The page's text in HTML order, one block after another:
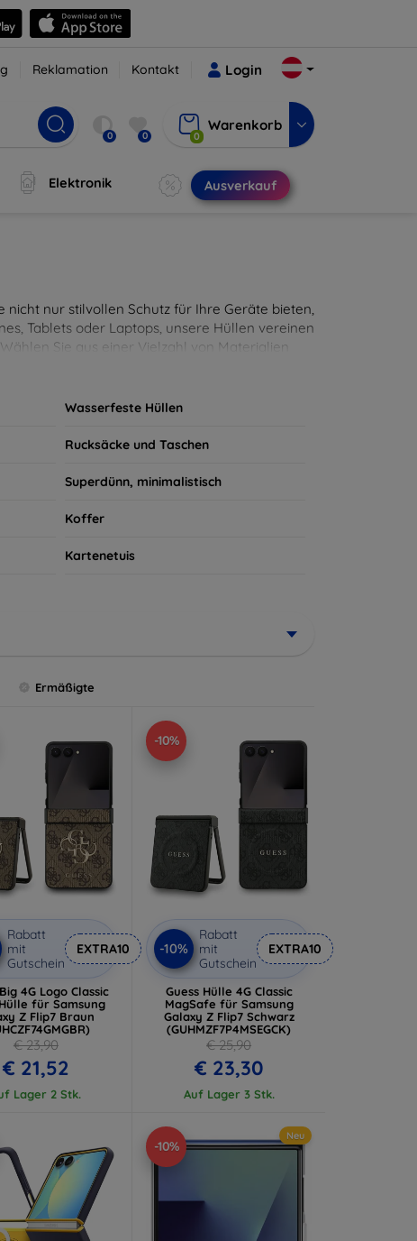
Reklamation Kontakt Login
0 0 0
Warenkorb
Elektronik Ausverkauf
nicht nur stilvollen Schutz für Ihre Geräte bieten,
Tablets oder Laptops, unsere Hüllen vereinen
Sie aus einer Vielzahl von Materialien
Wasserfeste Hüllen
Rucksäcke und Taschen
Superdünn, minimalistisch
Koffer
Kartenetuis
Ermäßigte
Rabatt
mit
Gutschein
EXTRA10
4G Logo Classic
für Samsung
Z Flip7 Braun
€ 23,90
€ 21,52
Lager 2 Stk.
-10%
-10%
Rabatt
mit
Gutschein
EXTRA10
Guess Hülle 4G Classic
MagSafe für Samsung
Galaxy Z Flip7 Schwarz
(GUHMZF7P4MSEGCK)
€ 25,90
€ 23,30
Auf Lager 3 Stk.
-10%
Neu